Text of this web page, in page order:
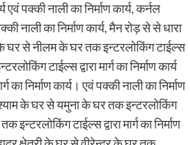
पक्की नाली का निर्माण कार्य, कर्नल
नाली का निर्माण कार्य, मैन रोड़ से से धारा
के घर से नीलम के घर तक इन्टरलोकिंग टाईल्स
टाईल्स द्वारा मार्ग का निर्माण कार्य
निर्माण कार्य। एवं पक्की नाली का निर्माण
श्याम के घर से यमुना के घर तक इन्टरलोकिंग
इन्टरलोकिंग टाईल्स द्वारा मार्ग का निर्माण